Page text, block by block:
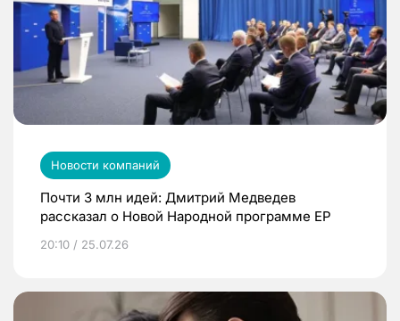
Новости компаний
Почти 3 млн идей: Дмитрий Медведев
рассказал о Новой Народной программе ЕР
20:10 / 25.07.26